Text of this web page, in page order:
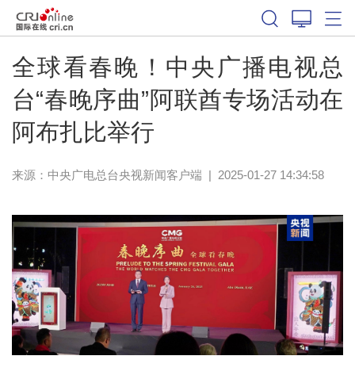
全球看春晚！中央广播电视总
台“春晚序曲”阿联酋专场活动在
阿布扎比举行
来源： 中央广电总台央视新闻客户端 | 2025-01-27 14:34:58